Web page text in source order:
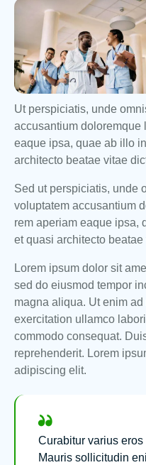
Ut perspiciatis, unde
accusantium doloremque
eaque ipsa, quae ab illo
architecto beatae vitae
Sed ut perspiciatis, unde
voluptatem accusantium
rem aperiam eaque ipsa,
et quasi architecto
Lorem ipsum dolor sit
sed do eiusmod tempor
magna aliqua. Ut enim
exercitation ullamco
commodo consequat.
reprehenderit. Lorem
adipiscing elit.
Curabitur varius
Mauris sollicitudin